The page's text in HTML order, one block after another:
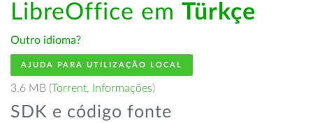
LibreOffice em Türkçe
Outro idioma?
AJUDA PARA UTILIZAÇÃO LOCAL
3.6 MB (Torrent, Informações)
SDK e código fonte